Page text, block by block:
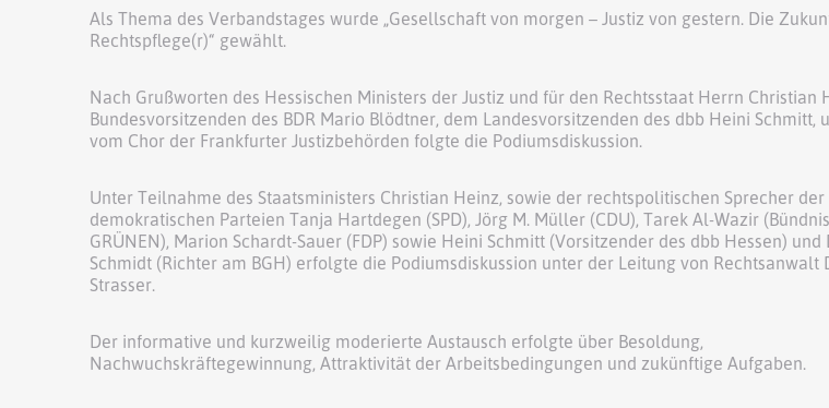
Als Thema des Verbandstages wurde „Gesellschaft von morgen – Justiz von gestern. Die
Rechtspflege(r)“ gewählt.
Nach Grußworten des Hessischen Ministers der Justiz und für den Rechtsstaat Herrn Christian
Bundesvorsitzenden des BDR Mario Blödtner, dem Landesvorsitzenden des dbb Heini Schmitt,
vom Chor der Frankfurter Justizbehörden folgte die Podiumsdiskussion.
Unter Teilnahme des Staatsministers Christian Heinz, sowie der rechtspolitischen Sprecher der
demokratischen Parteien Tanja Hartdegen (SPD), Jörg M. Müller (CDU), Tarek Al-Wazir
GRÜNEN), Marion Schardt-Sauer (FDP) sowie Heini Schmitt (Vorsitzender des dbb Hessen) und
Schmidt (Richter am BGH) erfolgte die Podiumsdiskussion unter der Leitung von Rechtsanwalt
Strasser.
Der informative und kurzweilig moderierte Austausch erfolgte über Besoldung,
Nachwuchskräftegewinnung, Attraktivität der Arbeitsbedingungen und zukünftige Aufgaben.